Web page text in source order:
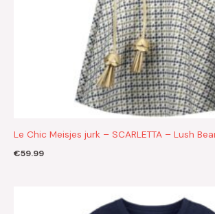
Le Chic Meisjes jurk – SCARLETTA – Lush
€59.99